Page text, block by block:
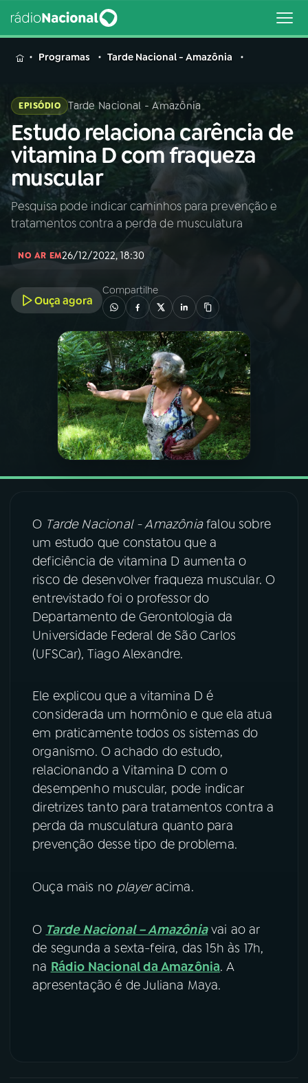
MENU
Buscar
na
Rádio
Nacional
Buscar
AO VIVO
INÍCIO
A RÁDIO
PROGRAMAÇÃO
PROGRAMAS
PODCASTS
06VIDEOCASTS
07ÚLTIMAS
08FESTIVAL DE MÚSICA
ACOMPANHE A RÁDIO NACIONAL
YouTube Facebook
TikTok
Programas Tarde Nacional - Amazônia
EPISÓDIO Tarde Nacional - Amazônia
Estudo relaciona carência de
vitamina D com fraqueza
muscular
Pesquisa pode indicar caminhos para prevenção e
tratamentos contra a perda de musculatura
NO AR EM26/12/2022, 18:30
Ouça agora
Compartilhe
O Tarde Nacional - Amazôniafalou sobre
um estudo que constatou que a
deficiência de vitamina D aumenta o
risco de desenvolver fraqueza muscular. O
entrevistado foi o professor do
Departamento de Gerontologia da
Universidade Federal de São Carlos
(UFSCar), Tiago Alexandre.
Ele explicou que a vitamina D é
considerada um hormônio e que ela atua
em praticamente todos os sistemas do
organismo. O achado do estudo,
relacionando a Vitamina D com o
desempenho muscular, pode indicar
diretrizes tanto para tratamentos contra a
perda da musculatura quanto para
prevenção desse tipo de problema.
Ouça mais no playeracima.
O Tarde Nacional – Amazôniavai ao ar
de segunda a sexta-feira, das 15h às 17h,
na Rádio Nacional da Amazônia. A
apresentação é de Juliana Maya.